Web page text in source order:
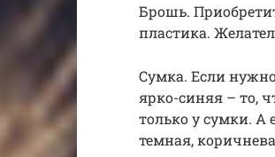
Брошь.
пластика.
Сумка. Если
ярко-синяя – то,
только у сумки. А
темная,